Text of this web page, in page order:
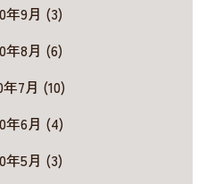
年9月 (3)
年8月 (6)
年7月 (10)
年6月 (4)
年5月 (3)